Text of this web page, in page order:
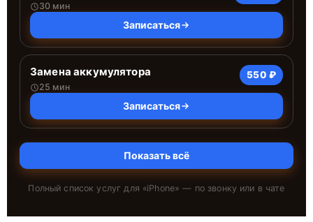
30 мин
Записаться
Замена аккумулятора
25 мин
550 ₽
Записаться
Показать всё
Полный список услуг для «iPhone» — по звонку или в чате